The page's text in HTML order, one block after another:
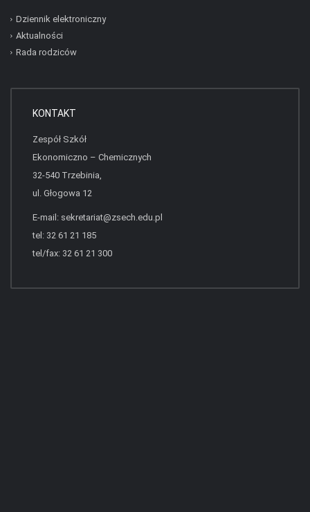
Dziennik elektroniczny
Aktualności
Rada rodziców
KONTAKT
Zespół Szkół
Ekonomiczno – Chemicznych
32-540 Trzebinia,
ul. Głogowa 12
E-mail: sekretariat@zsech.edu.pl
tel: 32 61 21 185
tel/fax: 32 61 21 300